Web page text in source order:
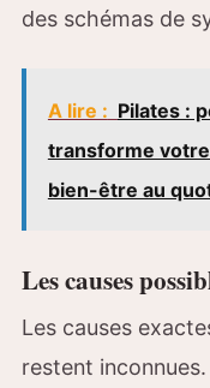
des schémas de
A lire : Pilates :
transforme
bien-être au
Les causes
Les causes
restent